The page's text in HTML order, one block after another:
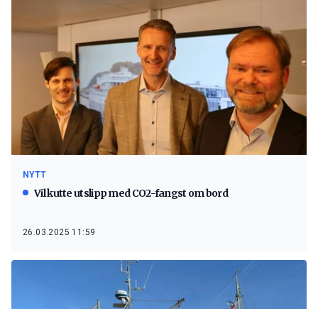
NYTT
Vil kutte utslipp med CO2-fangst om bord
26.03.2025 11:59